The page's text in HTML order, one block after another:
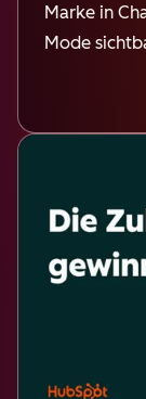
Marke in
Mode